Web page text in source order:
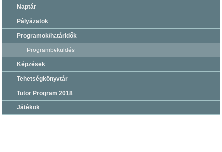
Naptár
Pályázatok
Programok/határidők
Programbeküldés
Képzések
Tehetségkönyvtár
Tutor Program 2018
Játékok